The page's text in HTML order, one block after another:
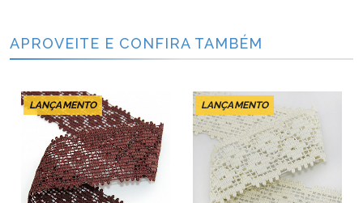
APROVEITE E CONFIRA TAMBÉM
LANÇAMENTO LANÇAMENTO